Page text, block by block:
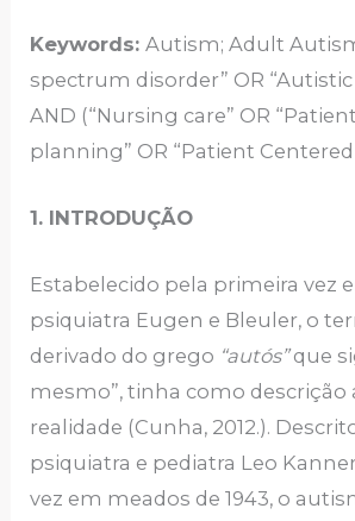
Keywords:Autism; Adult
spectrum disorder” OR
AND (“Nursing care” OR
planning” OR “Patient Centered
1. INTRODUÇÃO
Estabelecido pela primeira vez
psiquiatra Eugen e Bleuler, o
derivado do grego “autós”que
mesmo”, tinha como descrição
realidade (Cunha, 2012.).
psiquiatra e pediatra Leo
vez em meados de 1943, o